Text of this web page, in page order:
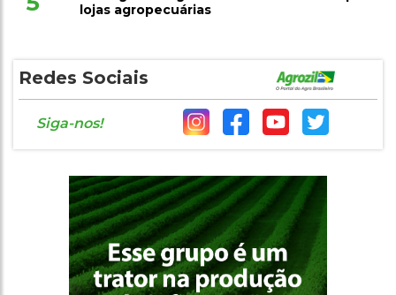
Vantagens da gestão de fornecedores para
Redes Sociais